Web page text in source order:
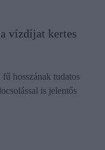
vízdíjat kertes
hosszának tudatos
is jelentős